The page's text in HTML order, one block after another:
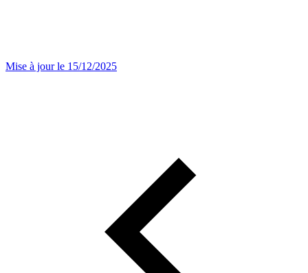
Mise à jour le 15/12/2025